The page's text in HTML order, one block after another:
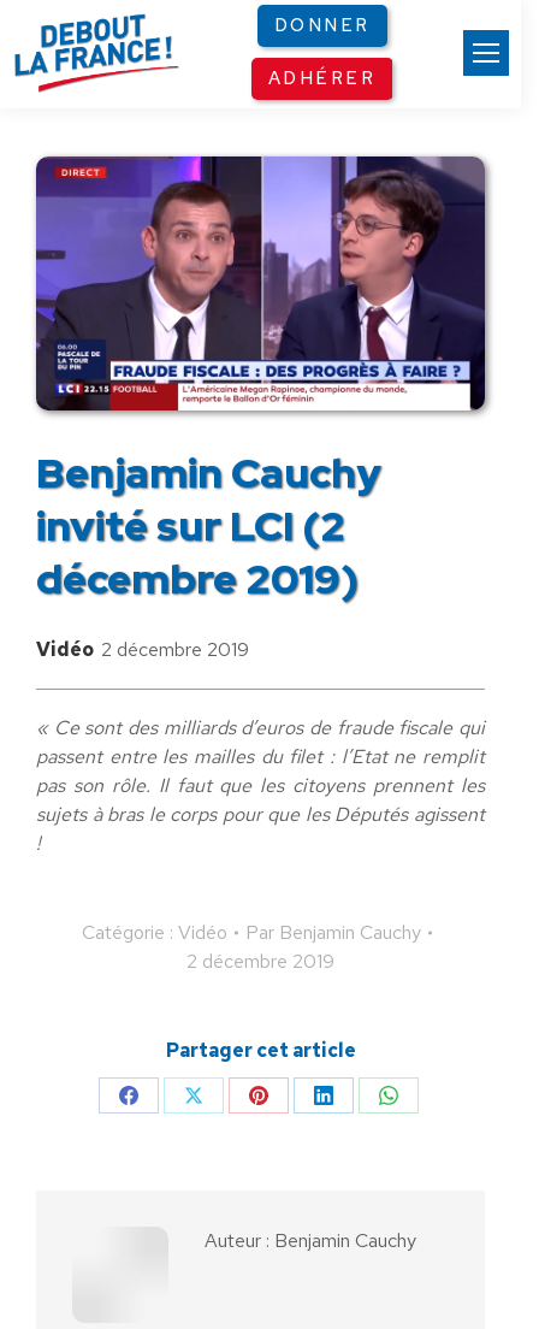
DONNER
ADHÉRER
Benjamin Cauchy
invité sur LCI (2
décembre 2019)
Vidéo 2 décembre 2019
« Ce sont des milliards d’euros de fraude fiscale qui
passent entre les mailles du filet : l’Etat ne remplit
pas son rôle. Il faut que les citoyens prennent les
sujets à bras le corps pour que les Députés agissent
!
Catégorie : Vidéo Par Benjamin Cauchy
2 décembre 2019
Partager cet article
PartagerPartagerPartagerPartagerPartager
Auteur : Benjamin Cauchy
Panneau de gestion des cookies